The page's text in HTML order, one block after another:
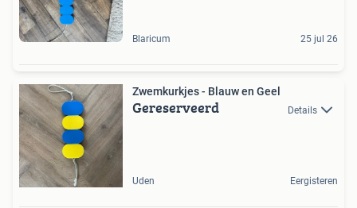
Blaricum 25 jul 26
Zwemkurkjes - Blauw en Geel
Gereserveerd Details
Uden Eergisteren